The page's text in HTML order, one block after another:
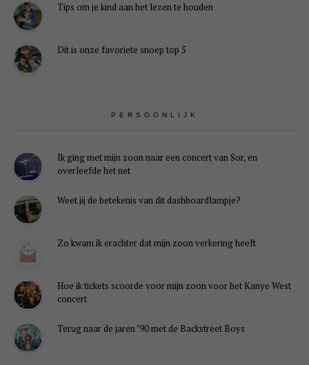
Tips om je kind aan het lezen te houden
Dit is onze favoriete snoep top 5
PERSOONLIJK
Ik ging met mijn zoon naar een concert van Sor, en
overleefde het net
Weet jij de betekenis van dit dashboardlampje?
Zo kwam ik erachter dat mijn zoon verkering heeft
Hoe ik tickets scoorde voor mijn zoon voor het Kanye West
concert
Terug naar de jaren ’90 met de Backstreet Boys